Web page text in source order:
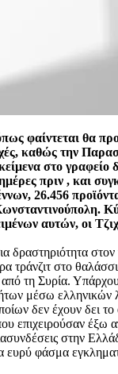
φαίντεται θα
καθώς την
στο γραφείο
πριν , και
26.456
αυτών, οι
δραστηριότητα στον
τράνζιτ στο
τη Συρία.
μέσω ελληνικών
δεν έχουν δει
επιχειρούσαν έξω
στην
ευρύ φάσμα